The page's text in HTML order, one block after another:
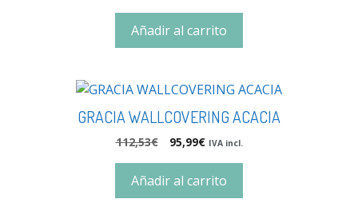
Añadir al carrito
GRACIA WALLCOVERING ACACIA
112,53€ 95,99€ IVA incl.
Añadir al carrito